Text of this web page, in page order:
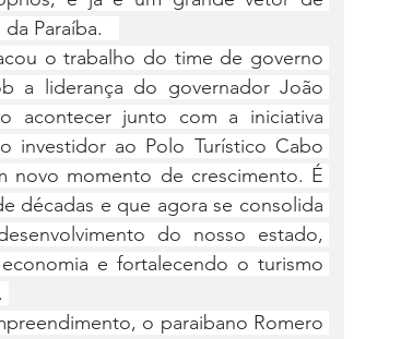
Paraíba.
o trabalho do time de governo
a liderança do governador João
acontecer junto com a iniciativa
investidor ao Polo Turístico Cabo
novo momento de crescimento. É
décadas e que agora se consolida
do nosso estado,
e fortalecendo o turismo
o paraibano Romero